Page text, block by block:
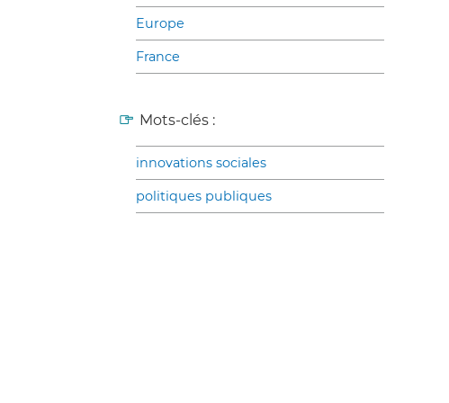
Europe
France
Mots-clés :
innovations sociales
politiques publiques